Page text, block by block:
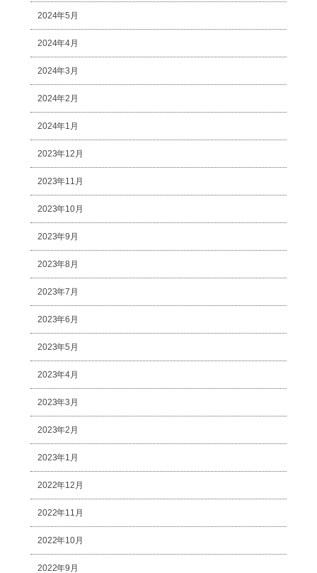
2024年5月
2024年4月
2024年3月
2024年2月
2024年1月
2023年12月
2023年11月
2023年10月
2023年9月
2023年8月
2023年7月
2023年6月
2023年5月
2023年4月
2023年3月
2023年2月
2023年1月
2022年12月
2022年11月
2022年10月
2022年9月